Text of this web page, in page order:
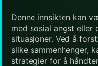
Denne innsikten kan
med sosial angst eller
situasjoner. Ved å
slike sammenhenger,
strategier for å